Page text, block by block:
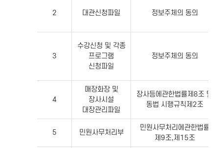
2 대관신청파일 정보주체의 동의
3
수강신청 및 각종
프로그램
신청파일
정보주체의 동의
4
매장화장 및
장사시설
대장관리파일
장사등에관한법률제8조 및
동법 시행규칙제2조
5 민원사무처리부
민원사무처리에관한법률
제9조,제15조